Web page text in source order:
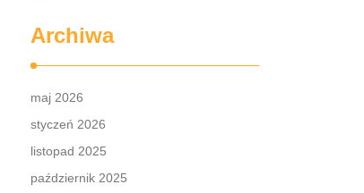
Archiwa
maj 2026
styczeń 2026
listopad 2025
październik 2025